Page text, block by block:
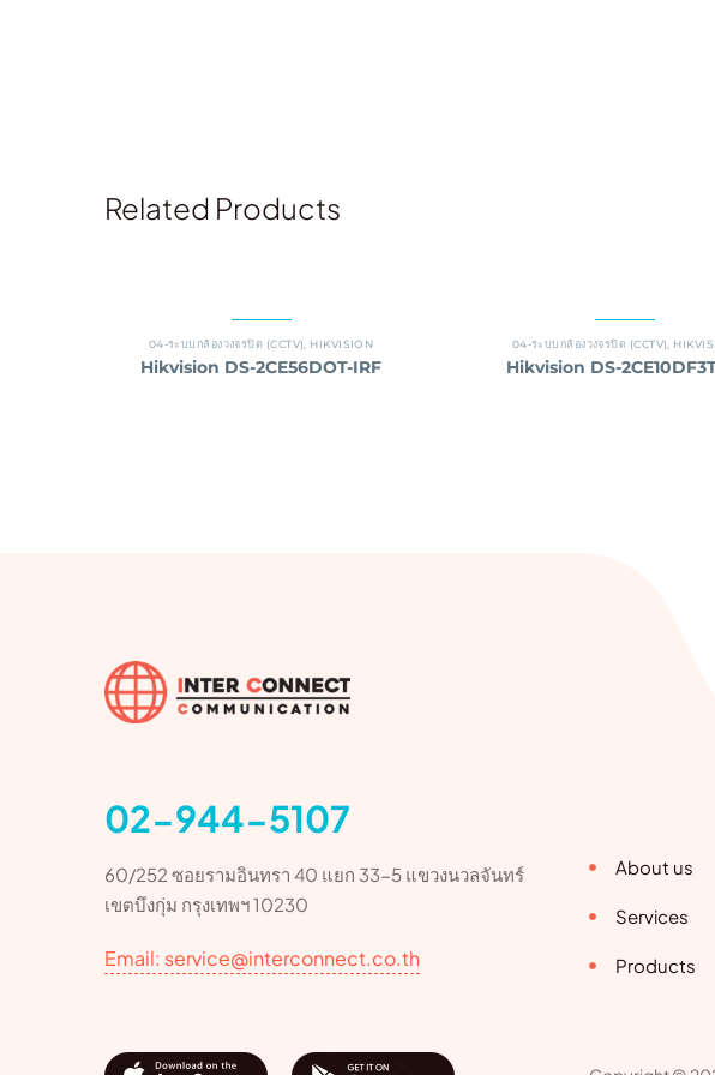
Related Products
04-ระบบกล้องวงจรปิด (CCTV) HIKVISION
Hikvision DS-2CE56DOT-IRF
04-ระบบกล้องวงจรปิด (CCTV)
Hikvision DS-
02-944-5107
60/252 ซอยรามอินทรา 40 แยก 33-5 แขวงนวลจันทร์
เขตบึงกุ่ม กรุงเทพฯ 10230
Email: service@interconnect.co.th
About us
Services
Products